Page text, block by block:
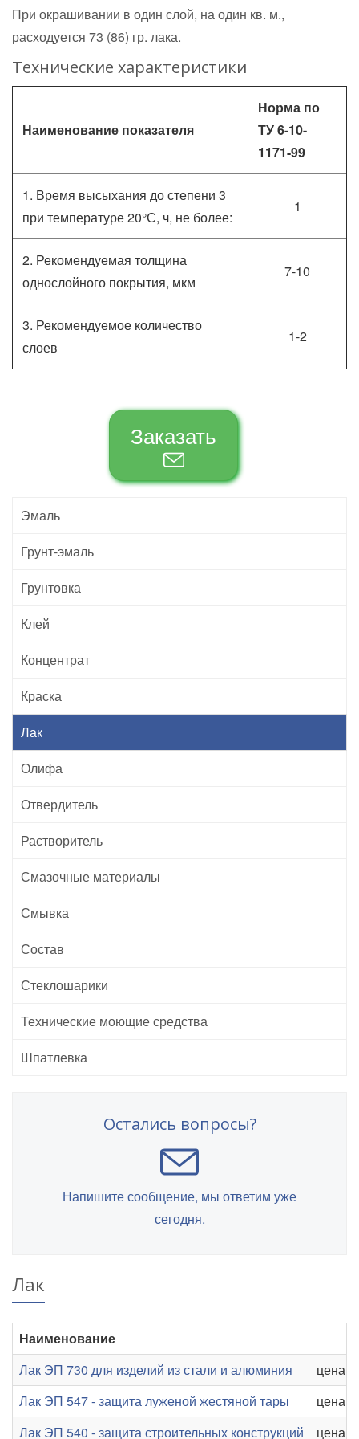
При окрашивании в один слой, на один кв. м.,
расходуется 73 (86) гр. лака.
Технические характеристики
Наименование показателя
Норма по
ТУ 6-10-
1171-99
1. Время высыхания до степени 3
при температуре 20°С, ч, не более:
1
2. Рекомендуемая толщина
однослойного покрытия, мкм
7-10
3. Рекомендуемое количество
слоев
1-2
Заказать
Эмаль
Грунт-эмаль
Грунтовка
Клей
Концентрат
Краска
Лак
Олифа
Отвердитель
Растворитель
Смазочные материалы
Смывка
Состав
Стеклошарики
Технические моющие средства
Шпатлевка
Остались вопросы?
Напишите сообщение, мы ответим уже
сегодня.
Лак
Наименование
Лак ЭП 730 для изделий из стали и алюминия
цена
Лак ЭП 547 - защита луженой жестяной тары
цена
Лак ЭП 540 - защита строительных конструкций
цена